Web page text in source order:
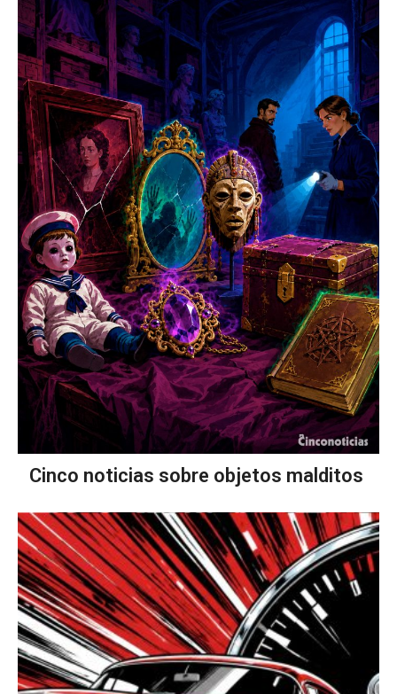
Cinco noticias sobre objetos malditos